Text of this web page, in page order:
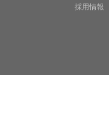
採用情報